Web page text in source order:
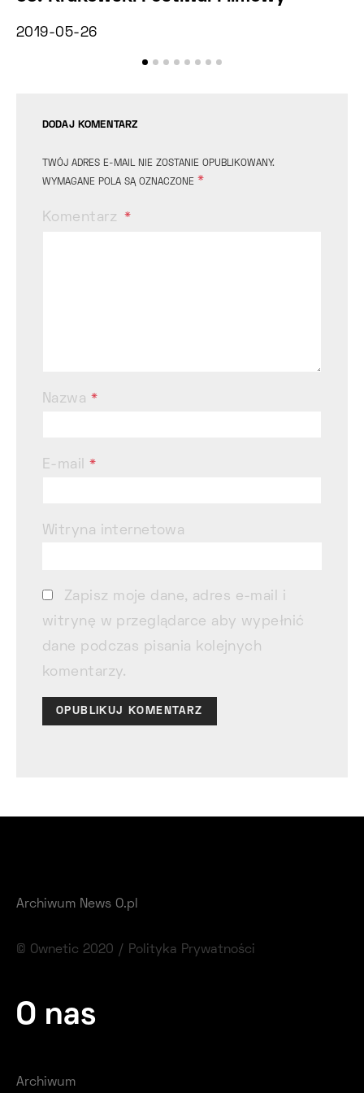
2019-05-26
DODAJ KOMENTARZ
TWÓJ ADRES E-MAIL NIE ZOSTANIE OPUBLIKOWANY.
WYMAGANE POLA SĄ OZNACZONE *
Komentarz
Nazwa *
E-mail*
Witryna internetowa
Zapisz moje dane, adres e-mail i
witrynę w przeglądarce aby wypełnić
dane podczas pisania kolejnych
komentarzy.
Archiwum News O.pl
© Ownetic 2020 / Polityka Prywatności
O nas
Archiwum